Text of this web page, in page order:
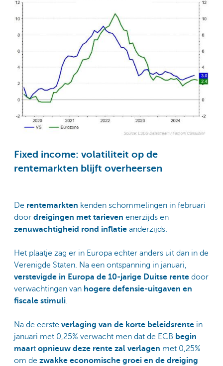
Fixed income: volatiliteit op de
rentemarkten blijft overheersen
De rentemarkten kenden schommelingen in februari
door dreigingen met tarieven enerzijds en
zenuwachtigheid rond inflatie anderzijds.
Het plaatje zag er in Europa echter anders uit dan in de
Verenigde Staten. Na een ontspanning in januari,
verstevigde in Europa de 10-jarige Duitse rente door
verwachtingen van hogere defensie-uitgaven en
fiscale stimuli.
Na de eerste verlaging van de korte beleidsrente in
januari met 0,25% verwacht men dat de ECB begin
maart opnieuw deze rente zal verlagen met 0,25%
om de zwakke economische groei en de dreiging